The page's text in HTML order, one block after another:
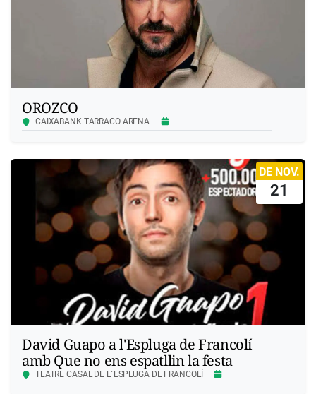
OROZCO
CAIXABANK TARRACO ARENA
David Guapo a l'Espluga de Francolí
amb Que no ens espatllin la festa
TEATRE CASAL DE L´ESPLUGA DE FRANCOLÍ
DE NOV.
21